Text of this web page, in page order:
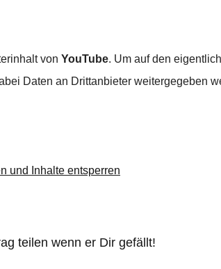
von YouTube. Um auf den
Daten an Drittanbieter weitergegeben
und Inhalte entsperren
teilen wenn er Dir gefällt!